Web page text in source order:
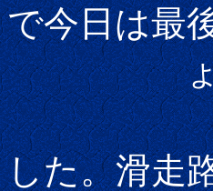
で今日は最
ょう
した。滑走